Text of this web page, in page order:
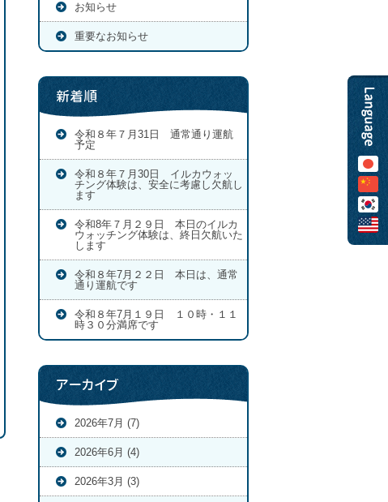
お知らせ
重要なお知らせ
新着順
令和８年７月31日 通常通り運航
予定
令和８年７月30日 イルカウォッ
チング体験は、安全に考慮し欠航し
ます
令和8年７月２９日 本日のイルカ
ウォッチング体験は、終日欠航いた
します
令和８年7月２２日 本日は、通常
通り運航です
令和８年7月１９日 １０時・１１
時３０分満席です
アーカイブ
2026年7月 (7)
2026年6月 (4)
2026年3月 (3)